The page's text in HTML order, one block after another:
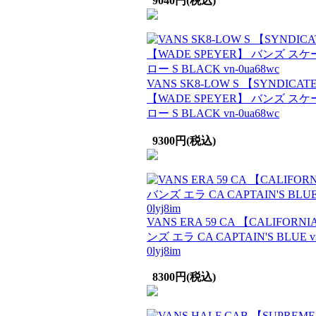
VANS SK8-LOW S 【SYNDICATE
【WADE SPEYER】 バンズ スケ
ロー S BLACK vn-0ua68wc
9300円(税込)
VANS ERA 59 CA 【
ンズ エラ CA CAPTAIN'S BLUE
0lyj8im
8300円(税込)